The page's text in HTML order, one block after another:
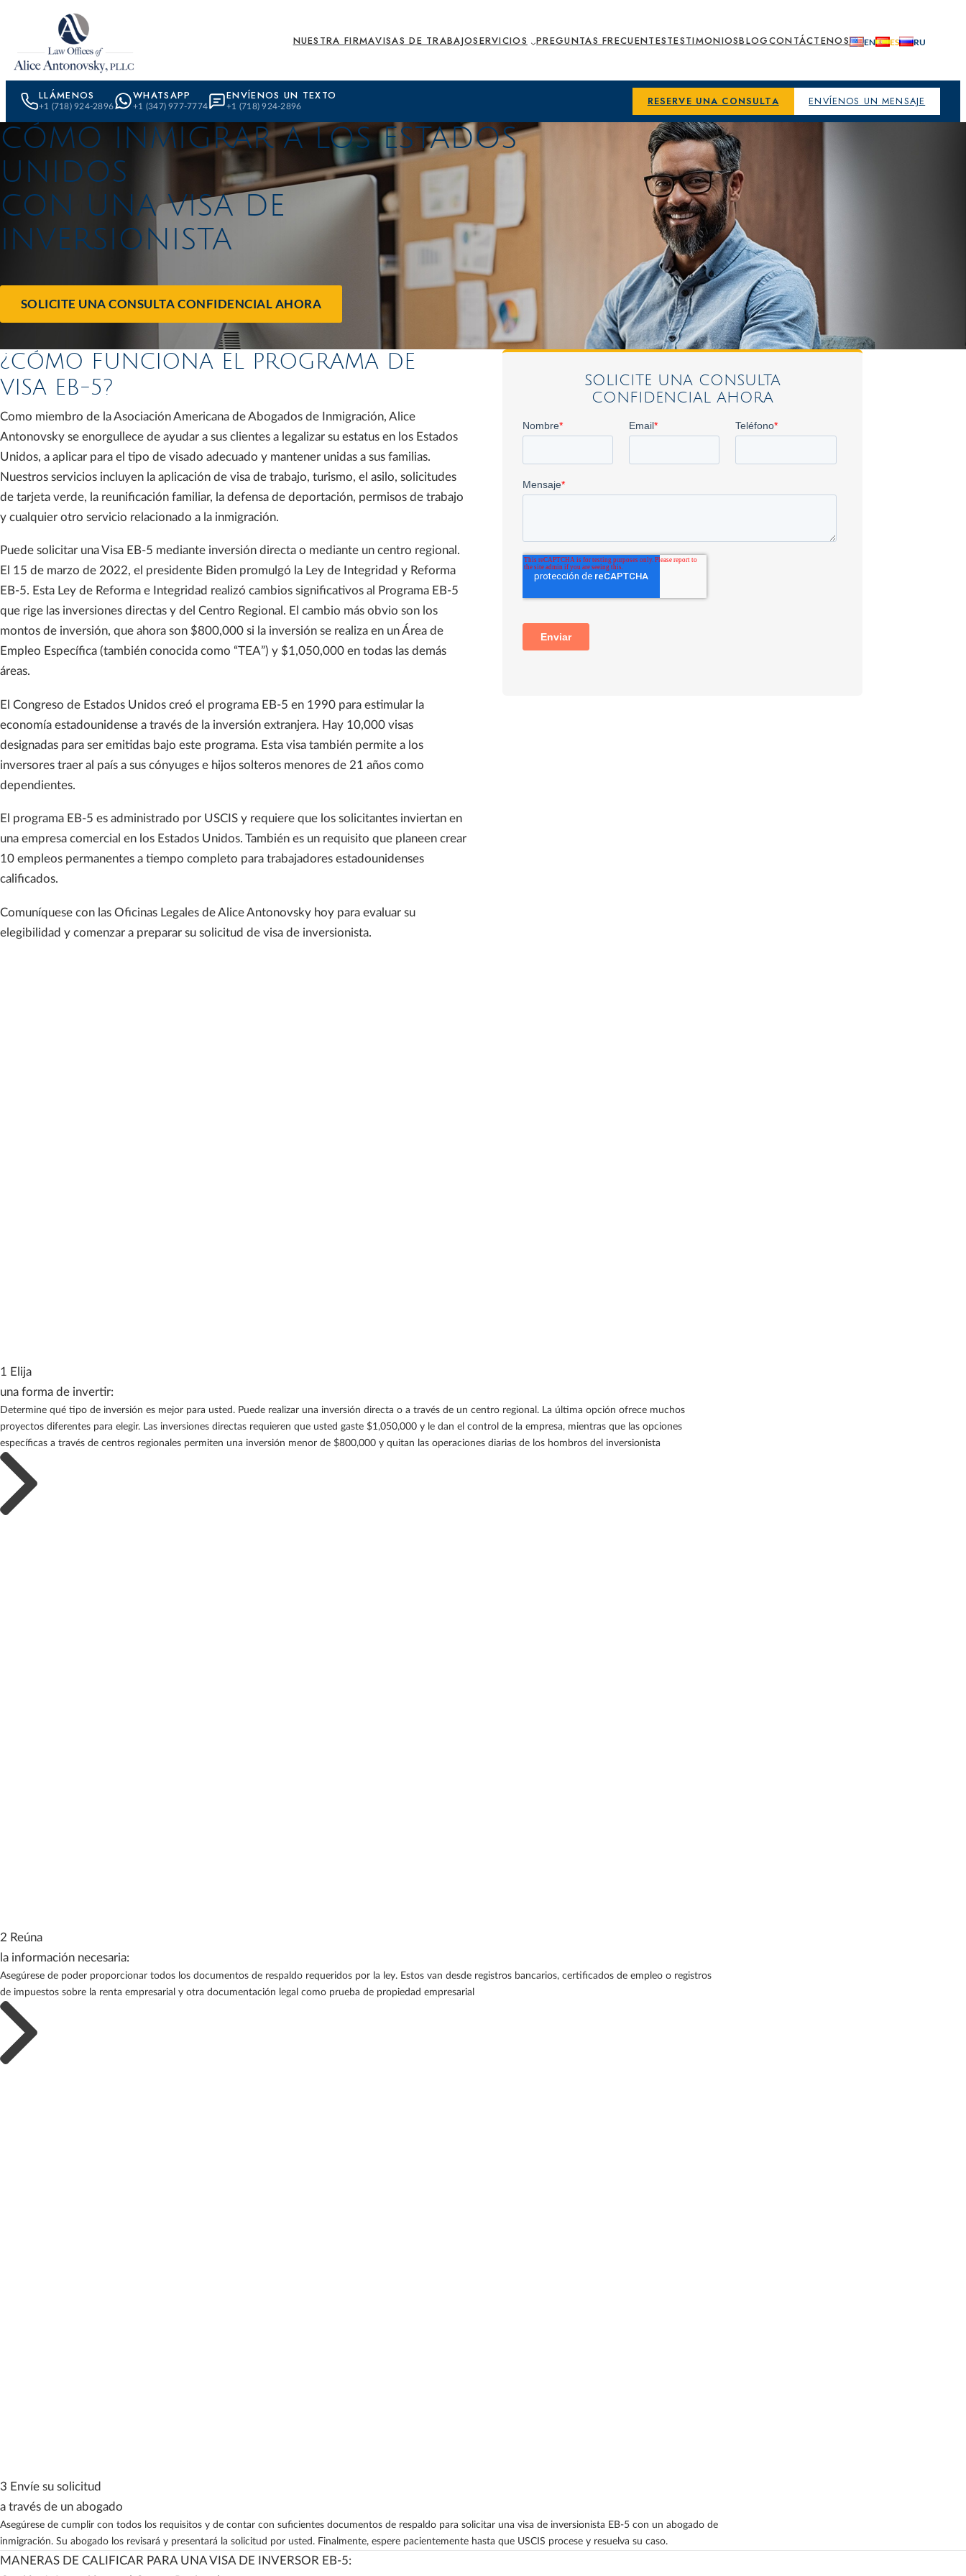
Skip to content
NUESTRA FIRMAVISAS DE TRABAJOSERVICIOS PREGUNTAS FRECUENTESTESTIMONIOSBLOGCONTÁCTENOS
LLÁMENOS
+1 (718) 924-2896
WHATSAPP
+1 (347) 977-7774
ENVÍENOS UN TEXTO
+1 (718) 924-2896 RESERVE UNA CONSULTA ENVÍENOS UN MENSAJE
CÓMO INMIGRAR A LOS ESTADOS
UNIDOS
CON UNA VISA DE
INVERSIONISTA
SOLICITE UNA CONSULTA CONFIDENCIAL AHORA
¿CÓMO FUNCIONA EL PROGRAMA DE
VISA EB-5?
Como miembro de la Asociación Americana de Abogados de Inmigración, Alice
Antonovsky se enorgullece de ayudar a sus clientes a legalizar su estatus en los Estados
Unidos, a aplicar para el tipo de visado adecuado y mantener unidas a sus familias.
Nuestros servicios incluyen la aplicación de visa de trabajo, turismo, el asilo, solicitudes
de tarjeta verde, la reunificación familiar, la defensa de deportación, permisos de trabajo
y cualquier otro servicio relacionado a la inmigración.
Puede solicitar una Visa EB-5 mediante inversión directa o mediante un centro regional.
El 15 de marzo de 2022, el presidente Biden promulgó la Ley de Integridad y Reforma
EB-5. Esta Ley de Reforma e Integridad realizó cambios significativos al Programa EB-5
que rige las inversiones directas y del Centro Regional. El cambio más obvio son los
montos de inversión, que ahora son $800,000 si la inversión se realiza en un Área de
Empleo Específica (también conocida como “TEA”) y $1,050,000 en todas las demás
áreas.
El Congreso de Estados Unidos creó el programa EB-5 en 1990 para estimular la
economía estadounidense a través de la inversión extranjera. Hay 10,000 visas
designadas para ser emitidas bajo este programa. Esta visa también permite a los
inversores traer al país a sus cónyuges e hijos solteros menores de 21 años como
dependientes.
El programa EB-5 es administrado por USCIS y requiere que los solicitantes inviertan en
una empresa comercial en los Estados Unidos. También es un requisito que planeen crear
10 empleos permanentes a tiempo completo para trabajadores estadounidenses
calificados.
Comuníquese con las Oficinas Legales de Alice Antonovsky hoy para evaluar su
elegibilidad y comenzar a preparar su solicitud de visa de inversionista.
SOLICITE UNA CONSULTA
CONFIDENCIAL AHORA
1 Elija
una forma de invertir:
Determine qué tipo de inversión es mejor para usted. Puede realizar una inversión directa o a través de un centro regional. La última opción ofrece muchos
proyectos diferentes para elegir. Las inversiones directas requieren que usted gaste $1,050,000 y le dan el control de la empresa, mientras que las opciones
específicas a través de centros regionales permiten una inversión menor de $800,000 y quitan las operaciones diarias de los hombros del inversionista
2 Reúna
la información necesaria:
Asegúrese de poder proporcionar todos los documentos de respaldo requeridos por la ley. Estos van desde registros bancarios, certificados de empleo o registros
de impuestos sobre la renta empresarial y otra documentación legal como prueba de propiedad empresarial
3 Envíe su solicitud
a través de un abogado
Asegúrese de cumplir con todos los requisitos y de contar con suficientes documentos de respaldo para solicitar una visa de inversionista EB-5 con un abogado de
inmigración. Su abogado los revisará y presentará la solicitud por usted. Finalmente, espere pacientemente hasta que USCIS procese y resuelva su caso.
MANERAS DE CALIFICAR PARA UNA VISA DE INVERSOR EB-5: